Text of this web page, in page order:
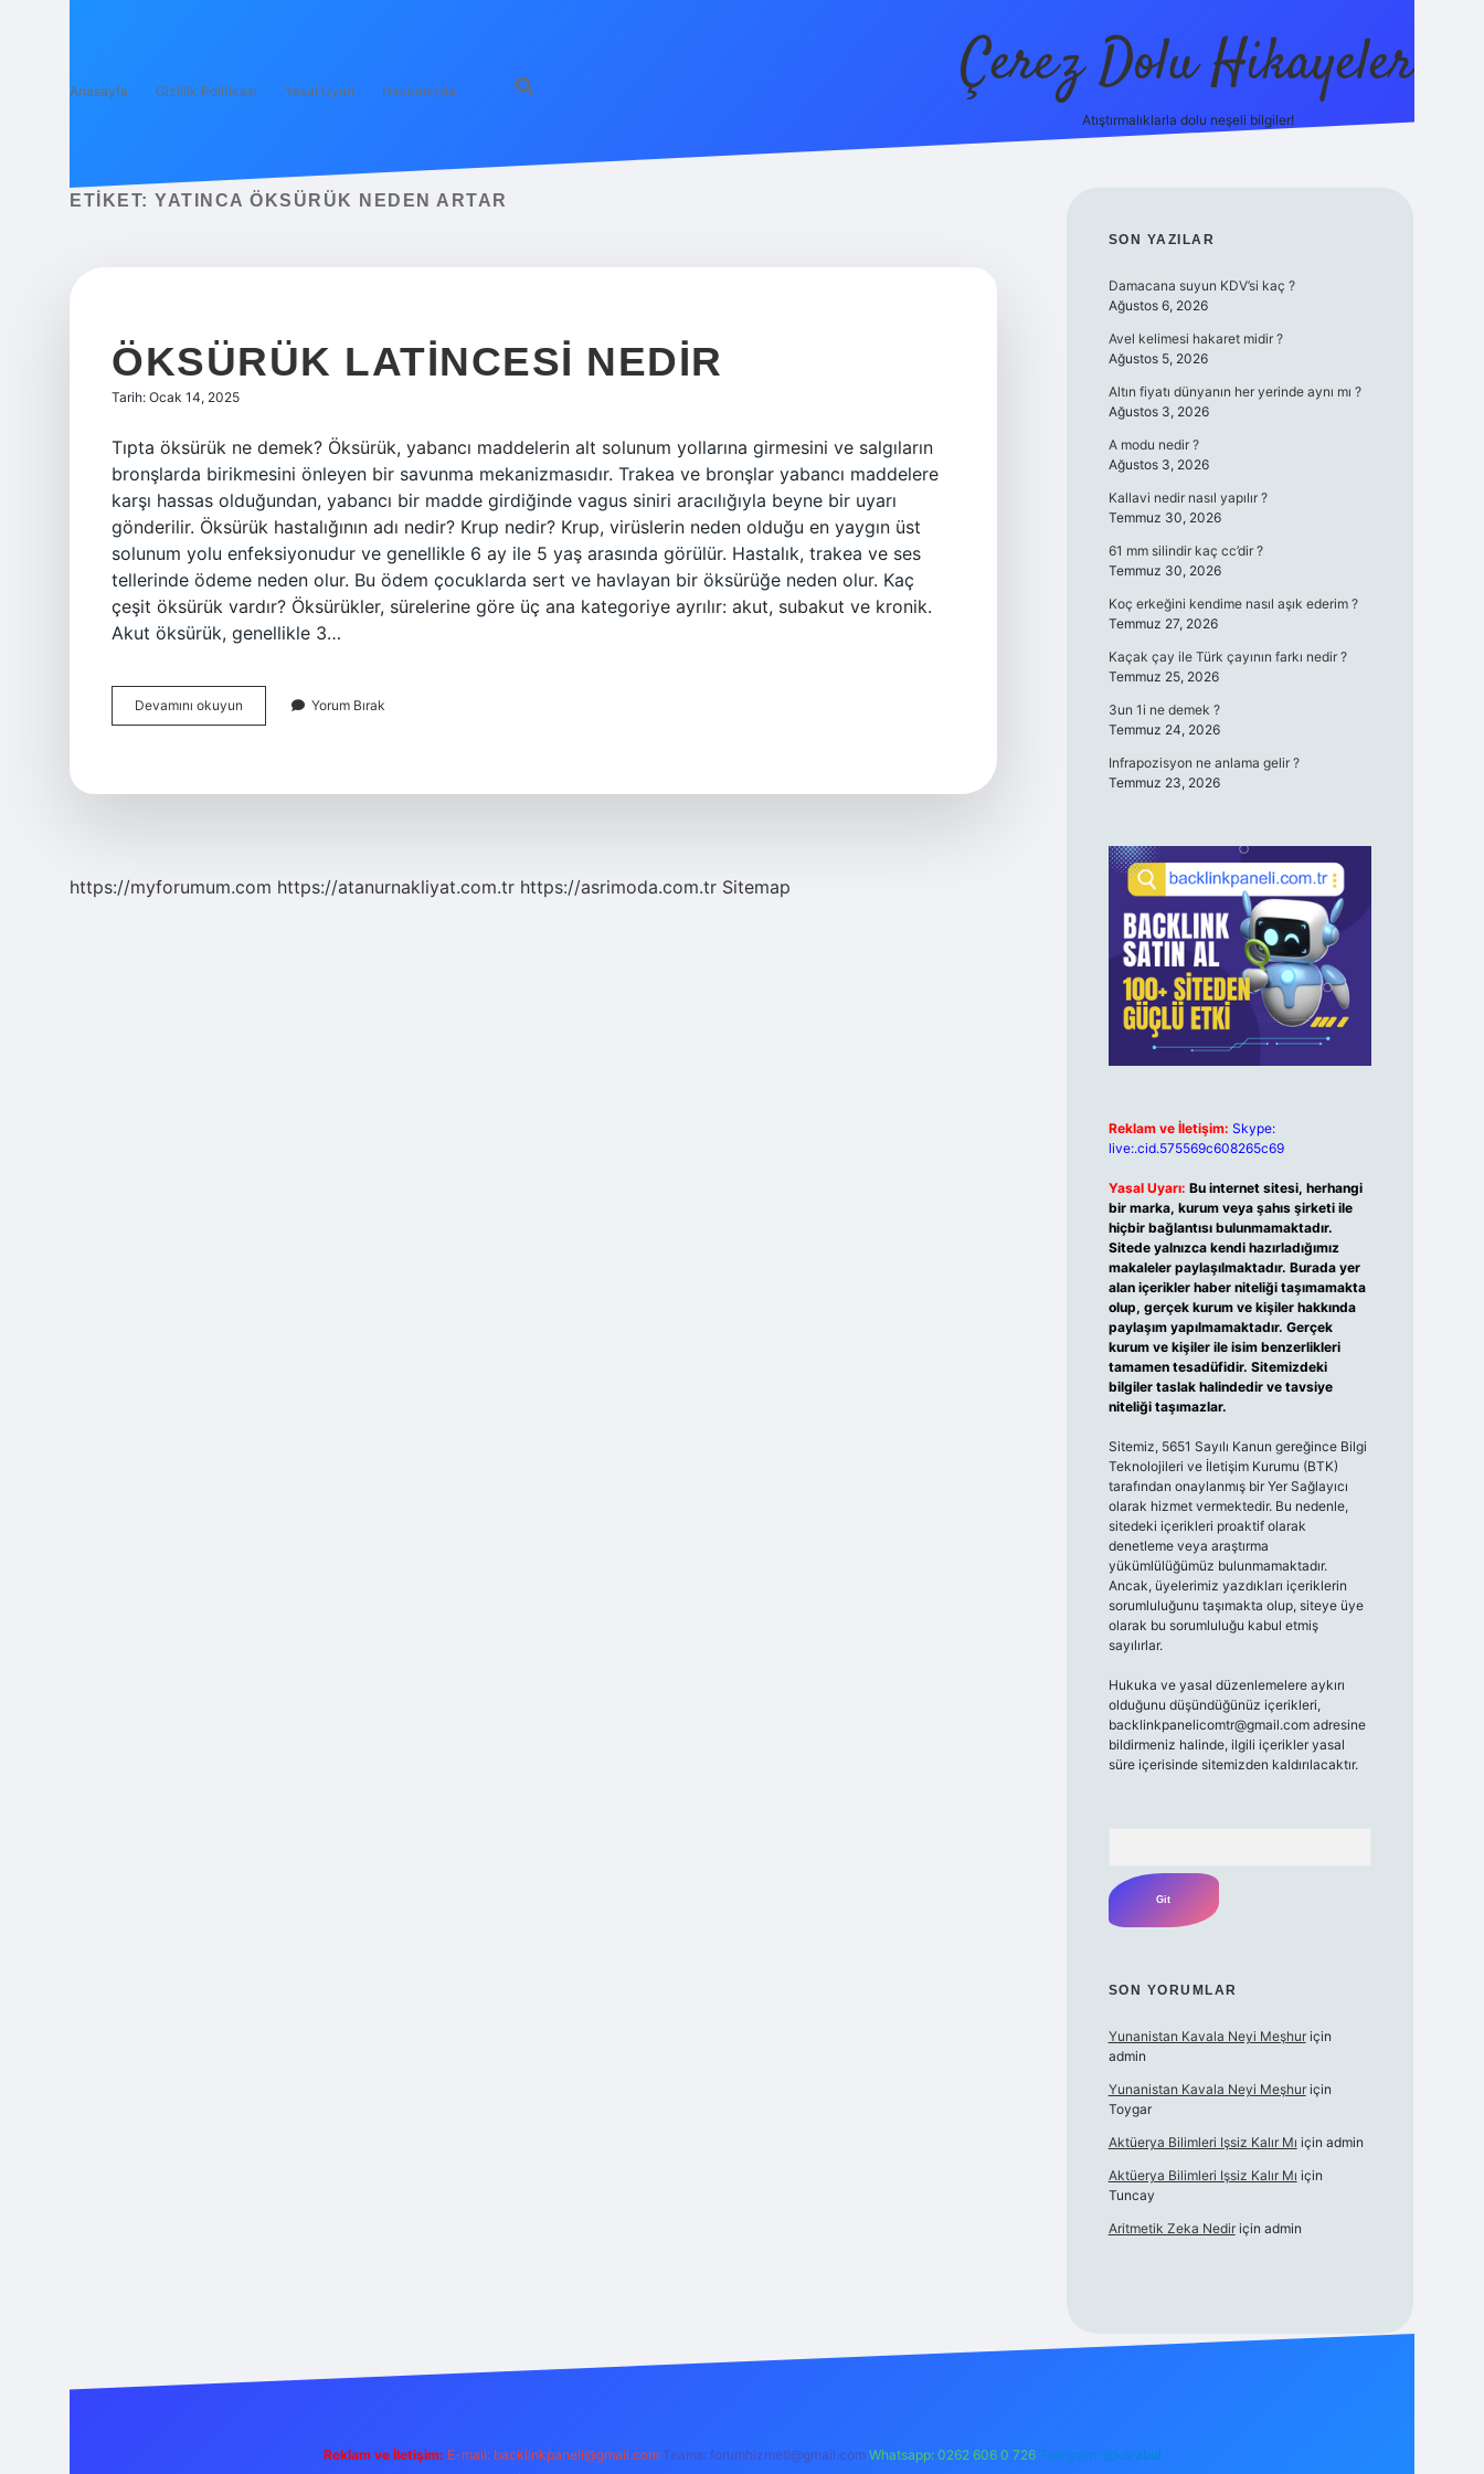
Anasayfa Gizlilik Politikası Yasal Uyarı Hakkımızda Çerez Dolu Hikayeler
Atıştırmalıklarla dolu neşeli bilgiler!
ETIKET: YATINCA ÖKSÜRÜK NEDEN ARTAR
ÖKSÜRÜK LATINCESI NEDIR
Tarih: Ocak 14, 2025
Tıpta öksürük ne demek? Öksürük, yabancı maddelerin alt solunum yollarına girmesini ve salgıların
bronşlarda birikmesini önleyen bir savunma mekanizmasıdır. Trakea ve bronşlar yabancı maddelere
karşı hassas olduğundan, yabancı bir madde girdiğinde vagus siniri aracılığıyla beyne bir uyarı
gönderilir. Öksürük hastalığının adı nedir? Krup nedir? Krup, virüslerin neden olduğu en yaygın üst
solunum yolu enfeksiyonudur ve genellikle 6 ay ile 5 yaş arasında görülür. Hastalık, trakea ve ses
tellerinde ödeme neden olur. Bu ödem çocuklarda sert ve havlayan bir öksürüğe neden olur. Kaç
çeşit öksürük vardır? Öksürükler, sürelerine göre üç ana kategoriye ayrılır: akut, subakut ve kronik.
Akut öksürük, genellikle 3…
Devamını okuyun Öksürük
Latincesi
Yorum Bırak
https://myforumum.com https://atanurnakliyat.com.tr https://asrimoda.com.tr Sitemap
SIDEBAR
SON YAZILAR
Damacana suyun KDV’si kaç ?
Ağustos 6, 2026
Avel kelimesi hakaret midir ?
Ağustos 5, 2026
Altın fiyatı dünyanın her yerinde aynı mı ?
Ağustos 3, 2026
A modu nedir ?
Ağustos 3, 2026
Kallavi nedir nasıl yapılır ?
Temmuz 30, 2026
61 mm silindir kaç cc’dir ?
Temmuz 30, 2026
Koç erkeğini kendime nasıl aşık ederim ?
Temmuz 27, 2026
Kaçak çay ile Türk çayının farkı nedir ?
Temmuz 25, 2026
3un 1i ne demek ?
Temmuz 24, 2026
Infrapozisyon ne anlama gelir ?
Temmuz 23, 2026
Reklam ve İletişim: Skype:
live:.cid.575569c608265c69
Yasal Uyarı: Bu internet sitesi, herhangi
bir marka, kurum veya şahıs şirketi ile
hiçbir bağlantısı bulunmamaktadır.
Sitede yalnızca kendi hazırladığımız
makaleler paylaşılmaktadır. Burada yer
alan içerikler haber niteliği taşımamakta
olup, gerçek kurum ve kişiler hakkında
paylaşım yapılmamaktadır. Gerçek
kurum ve kişiler ile isim benzerlikleri
tamamen tesadüfidir. Sitemizdeki
bilgiler taslak halindedir ve tavsiye
niteliği taşımazlar.
Sitemiz, 5651 Sayılı Kanun gereğince Bilgi
Teknolojileri ve İletişim Kurumu (BTK)
tarafından onaylanmış bir Yer Sağlayıcı
olarak hizmet vermektedir. Bu nedenle,
sitedeki içerikleri proaktif olarak
denetleme veya araştırma
yükümlülüğümüz bulunmamaktadır.
Ancak, üyelerimiz yazdıkları içeriklerin
sorumluluğunu taşımakta olup, siteye üye
olarak bu sorumluluğu kabul etmiş
sayılırlar.
Hukuka ve yasal düzenlemelere aykırı
olduğunu düşündüğünüz içerikleri,
backlinkpanelicomtr@gmail.comadresine
bildirmeniz halinde, ilgili içerikler yasal
süre içerisinde sitemizden kaldırılacaktır.
SON YORUMLAR
Yunanistan Kavala Neyi Meşhuriçin
admin
Yunanistan Kavala Neyi Meşhuriçin
Toygar
Aktüerya Bilimleri Işsiz Kalır Mı için admin
Aktüerya Bilimleri Işsiz Kalır Mı için
Tuncay
Aritmetik Zeka Nediriçin admin
Reklam ve İletişim: E-mail: backlinkpaneli@gmail.com Teams: forumhizmeti@gmail.com Whatsapp: 0262 606 0 726 Telegram: @karabul